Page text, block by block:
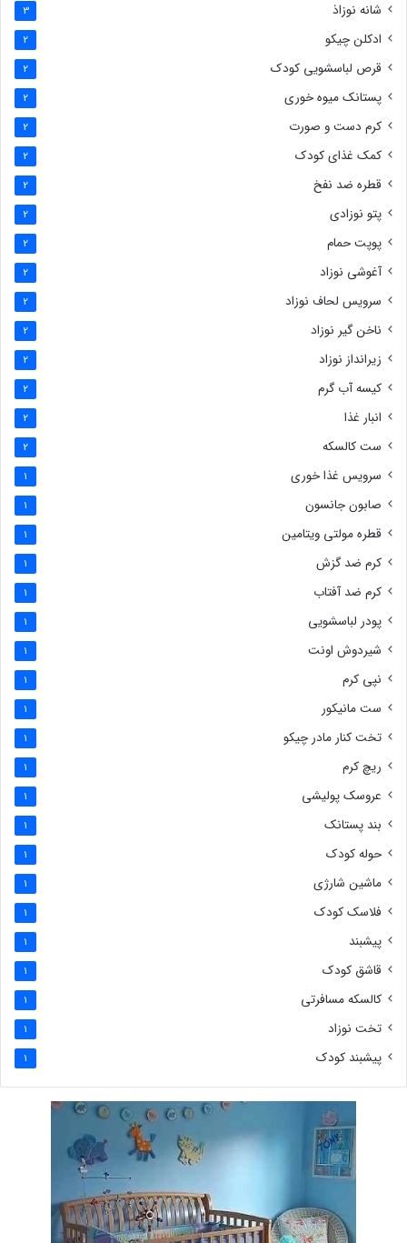
شانه نوزاذ 3
ادکلن چیکو 2
قرص لباسشویی کودک 2
پستانک میوه خوری 2
کرم دست و صورت 2
کمک غذای کودک 2
قطره ضد نفخ 2
پتو نوزادی 2
پوپت حمام 2
آغوشی نوزاد 2
سرویس لحاف نوزاد 2
ناخن گیر نوزاد 2
زیرانداز نوزاد 2
کیسه آب گرم 2
انبار غذا 2
ست کالسکه 2
سرویس غذا خوری 1
صابون جانسون 1
قطره مولتی ویتامین 1
کرم ضد گزش 1
کرم ضد آفتاب 1
پودر لباسشویی 1
شیردوش اونت 1
نپی کرم 1
ست مانیکور 1
تخت کنار مادر چیکو 1
ریچ کرم 1
عروسک پولیشی 1
بند پستانک 1
حوله کودک 1
ماشین شارژی 1
فلاسک کودک 1
پیشبند 1
قاشق کودک 1
کالسکه مسافرتی 1
تخت نوزاد 1
پیشبند کودک 1